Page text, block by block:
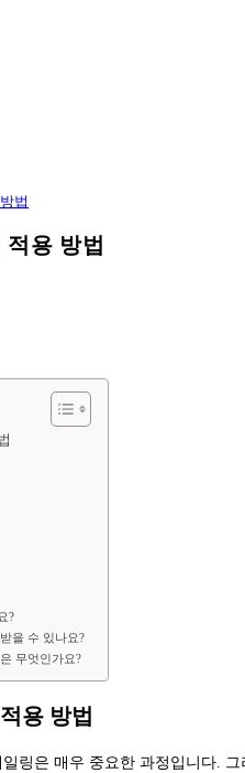
법
용 방법
?
을 수 있나요?
무엇인가요?
용 방법
링은 매우 중요한 과정입니다.